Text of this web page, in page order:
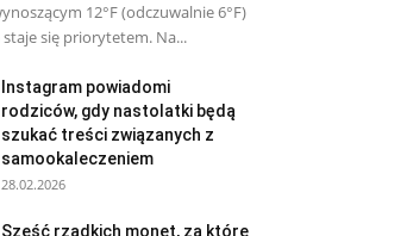
12°F (odczuwalnie 6°F)
się priorytetem. Na...
Instagram powiadomi
rodziców, gdy nastolatki będą
szukać treści związanych z
samookaleczeniem
28.02.2026
Sześć rzadkich monet, za które